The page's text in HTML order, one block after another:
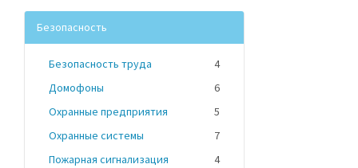
Безопасность
Безопасность труда
4
Домофоны
6
Охранные предприятия
5
Охранные системы
7
Пожарная сигнализация
4